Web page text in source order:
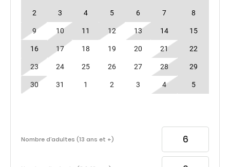
2 3 4 5 6 7 8
9 10 11 12 13 14 15
16 17 18 19 20 21 22
23 24 25 26 27 28 29
30 31 1 2 3 4 5
Nombre d’adultes (13 ans et +)